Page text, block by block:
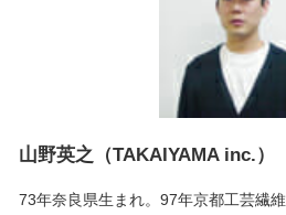
山野英之（TAKAIYAMA inc.）
73年奈良県生まれ。97年京都工芸繊